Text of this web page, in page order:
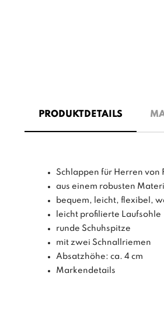
PRODUKTDETAILS
Schlappen für Herren von
aus einem robusten
bequem, leicht, flexibel,
leicht profilierte Laufsohle
runde Schuhspitze
mit zwei Schnallriemen
Absatzhöhe: ca. 4 cm
Markendetails